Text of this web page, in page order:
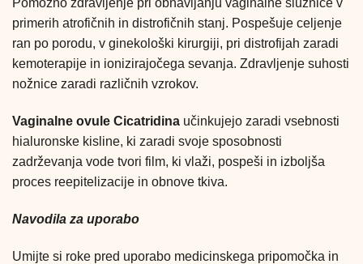
Pomožno zdravljenje pri obnavljanju vaginalne sluznice v
primerih atrofičnih in distrofičnih stanj. Pospešuje celjenje
ran po porodu, v ginekološki kirurgiji, pri distrofijah zaradi
kemoterapije in ionizirajočega sevanja. Zdravljenje suhosti
nožnice zaradi različnih vzrokov.
Vaginalne ovule Cicatridina učinkujejo zaradi vsebnosti
hialuronske kisline, ki zaradi svoje sposobnosti
zadrževanja vode tvori film, ki vlaži, pospeši in izboljša
proces reepitelizacije in obnove tkiva.
Navodila za uporabo
Umijte si roke pred uporabo medicinskega pripomočka in